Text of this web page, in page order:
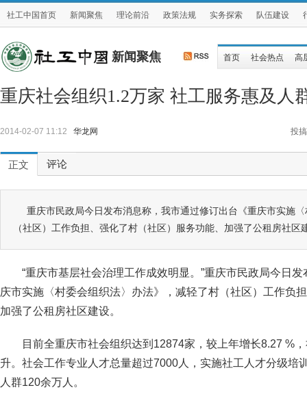
社工中国首页 新闻聚焦 理论前沿 政策法规 实务探索 队伍建设
新闻聚焦 首页 社会热点 高
重庆社会组织1.2万家 社工服务惠及人
2014-02-07 11:12 华龙网 投搞
正文 评论
重庆市民政局今日发布消息称，我市通过修订出台《重庆市实施
（社区）工作负担、强化了村（社区）服务功能、加强了公租房社区
“重庆市基层社会治理工作成效明显。”重庆市民政局今日
庆市实施〈村委会组织法〉办法》，减轻了村（社区）工作负
加强了公租房社区建设。
目前全重庆市社会组织达到12874家，较上年增长8.27 %
升。社会工作专业人才总量超过7000人，实施社工人才分级培
人群120余万人。